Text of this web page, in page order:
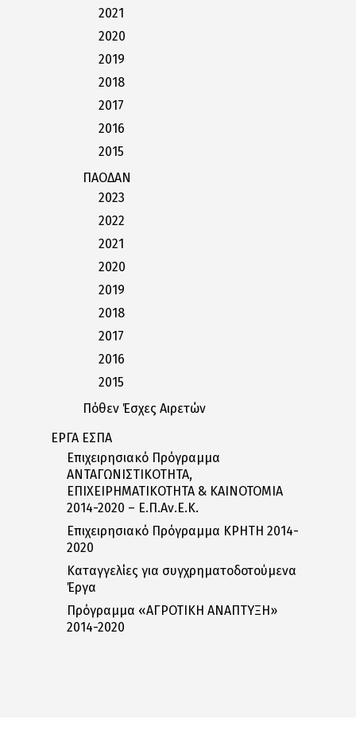
2021
2020
2019
2018
2017
2016
2015
ΠΑΟΔΑΝ
2023
2022
2021
2020
2019
2018
2017
2016
2015
Πόθεν Έσχες Αιρετών
ΕΡΓΑ ΕΣΠΑ
Επιχειρησιακό Πρόγραμμα
ΑΝΤΑΓΩΝΙΣΤΙΚΟΤΗΤΑ,
ΕΠΙΧΕΙΡΗΜΑΤΙΚΟΤΗΤΑ & ΚΑΙΝΟΤΟΜΙΑ
2014-2020 – Ε.Π.Αν.Ε.Κ.
Επιχειρησιακό Πρόγραμμα ΚΡΗΤΗ 2014-
2020
Καταγγελίες για συγχρηματοδοτούμενα
Έργα
Πρόγραμμα «ΑΓΡΟΤΙΚΗ ΑΝΑΠΤΥΞΗ»
2014-2020